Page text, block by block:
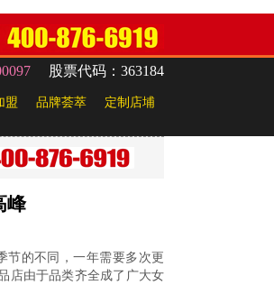
股票代码：363184
定制店埔
品牌荟萃
盟
峰
节的不同，一年需要多次更
店由于品类齐全成了广大女